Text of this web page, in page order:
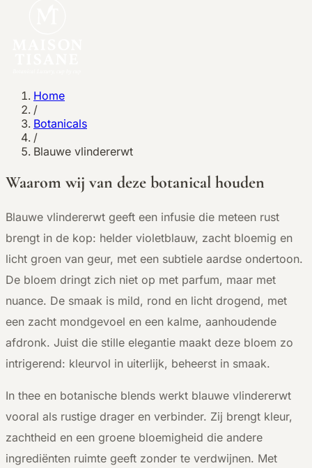
Home
/
Botanicals
/
Blauwe vlindererwt
Waarom wij van deze botanical houden
Blauwe vlindererwt geeft een infusie die meteen rust
brengt in de kop: helder violetblauw, zacht bloemig en
licht groen van geur, met een subtiele aardse ondertoon.
De bloem dringt zich niet op met parfum, maar met
nuance. De smaak is mild, rond en licht drogend, met
een zacht mondgevoel en een kalme, aanhoudende
afdronk. Juist die stille elegantie maakt deze bloem zo
intrigerend: kleurvol in uiterlijk, beheerst in smaak.
In thee en botanische blends werkt blauwe vlindererwt
vooral als rustige drager en verbinder. Zij brengt kleur,
zachtheid en een groene bloemigheid die andere
ingrediënten ruimte geeft zonder te verdwijnen. Met